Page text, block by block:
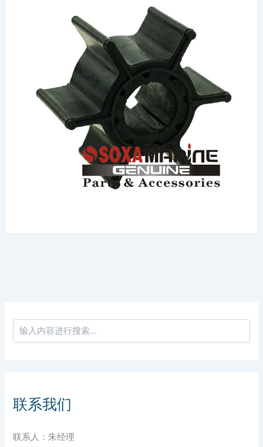
联系我们
联系人：朱经理